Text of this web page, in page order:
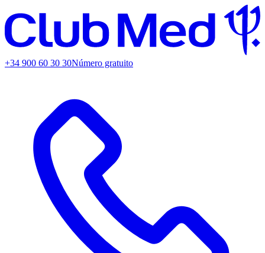
+34 900 60 30 30Número gratuito